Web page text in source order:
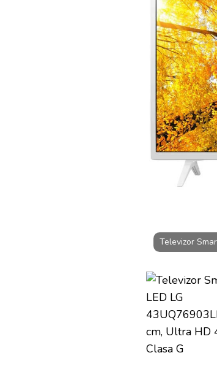
Televizor